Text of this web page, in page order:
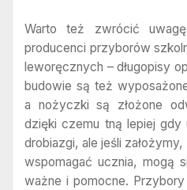
Warto też zwrócić
producenci przyborów
leworęcznych – długopisy
budowie są też
a nożyczki są złożone
dzięki czemu tną lepiej gdy
drobiazgi, ale jeśli
wspomagać ucznia, mogą
ważne i pomocne.